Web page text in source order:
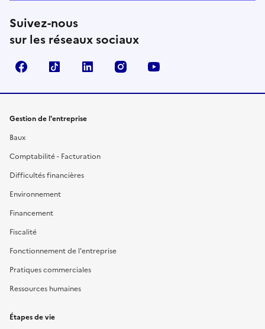
Suivez-nous
sur les réseaux sociaux
FacebookTikTok Linkedin Instagram
Gestion de l'entreprise
Baux
Comptabilité - Facturation
Difficultés financières
Environnement
Financement
Fiscalité
Fonctionnement de l'entreprise
Pratiques commerciales
Ressources humaines
Étapes de vie